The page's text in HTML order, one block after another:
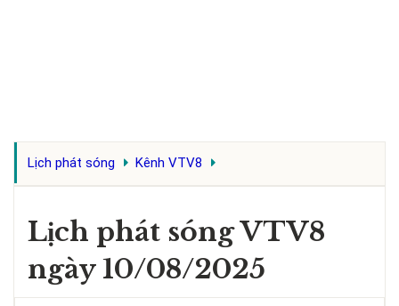
Lịch phát sóng Kênh VTV8
Lịch phát sóng VTV8
ngày 10/08/2025